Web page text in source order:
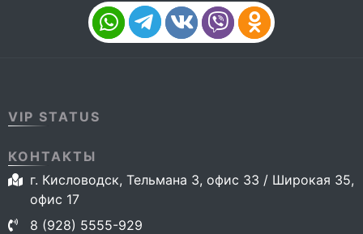
VIP STATUS
КОНТАКТЫ
г. Кисловодск, Тельмана 3, офис 33 / Широкая 35,
офис 17
8 (928) 5555-929